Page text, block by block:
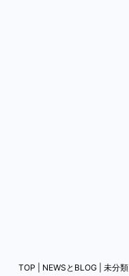
TOP NEWSとBLOG 未分類